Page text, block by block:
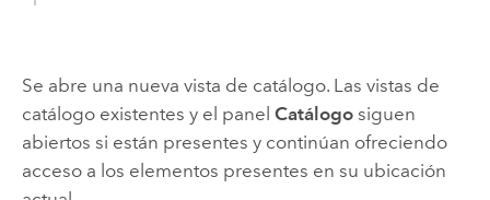
Se abre una nueva vista de catálogo. Las vistas de
catálogo existentes y el panel Catálogosiguen
abiertos si están presentes y continúan ofreciendo
acceso a los elementos presentes en su ubicación